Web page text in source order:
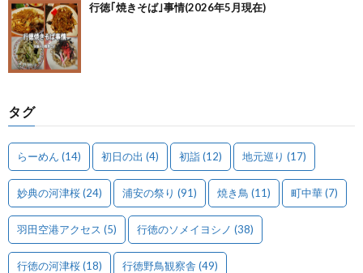
行徳｢焼きそば｣事情(2026年5月現在)
タグ
らーめん (14) 初日の出 (4) 初詣(12) 地元巡り (17)
妙典の河津桜(24) 浦安の祭り (91) 焼き鳥 (11) 町中華(7)
羽田空港アクセス (5) 行徳のソメイヨシノ (38)
行徳の河津桜(18) 行徳野鳥観察舎 (49)